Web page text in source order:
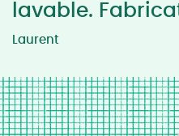
lavable.
Laurent